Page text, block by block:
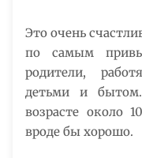
Это очень
по самым
родители,
детьми и
возрасте около
вроде бы хорошо.